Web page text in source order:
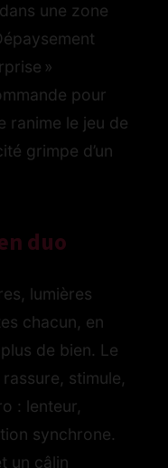
une zone
»
pour
ranime le jeu de
grimpe d’un
duo
lumières
chacun, en
de bien. Le
stimule,
: lenteur,
synchrone.
un câlin